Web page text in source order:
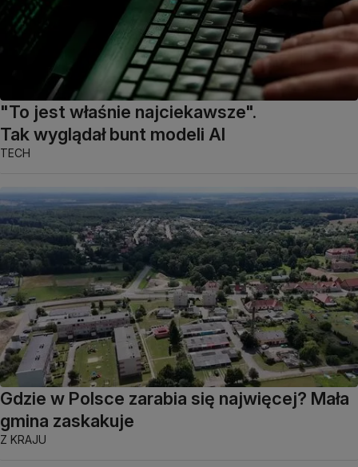
"To jest właśnie najciekawsze".
Tak wyglądał bunt modeli AI
TECH
Gdzie w Polsce zarabia się najwięcej? Mała
gmina zaskakuje
Z KRAJU